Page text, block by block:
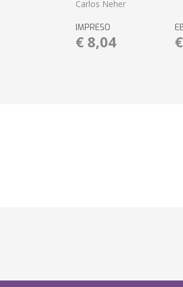
Carlos Neher
IMPRESO
€ 8,04